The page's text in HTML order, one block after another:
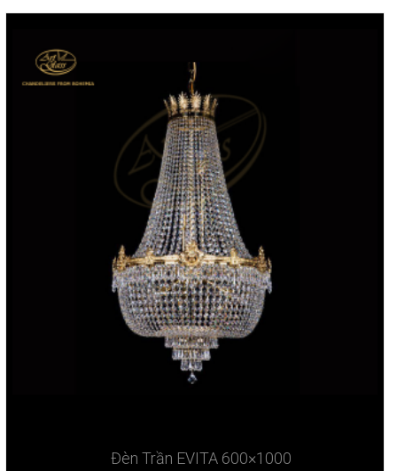
Đèn Trần EVITA 600×1000